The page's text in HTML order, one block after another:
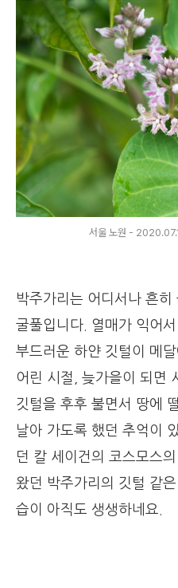
서울 노원 -
박주가리는 어디서나 흔
굴풀입니다. 열매가 익어
부드러운 하얀 깃털이 메
어린 시절, 늦가을이 되면
깃털을 후후 불면서 땅에
날아 가도록 했던 추억이
던 칼 세이건의 코스모스
왔던 박주가리의 깃털 같
습이 아직도 생생하네요.